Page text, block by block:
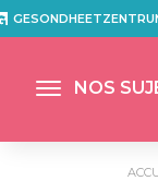
NOS